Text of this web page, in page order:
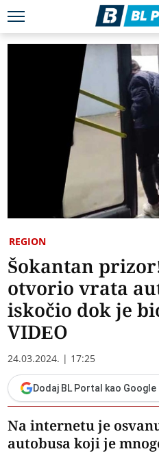
REGION
Šokantan
otvorio vrata
iskočio dok je
VIDEO
24.03.2024. | 17:25
Dodaj BL Portal kao Google
Na internetu je
autobusa koji je